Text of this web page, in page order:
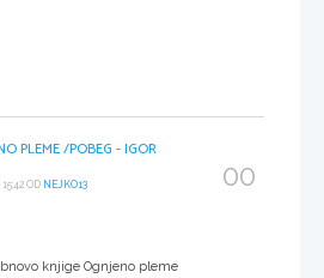
PLEME /POBEG - IGOR
15:42 OD NEJKO13
knjige Ognjeno pleme
00